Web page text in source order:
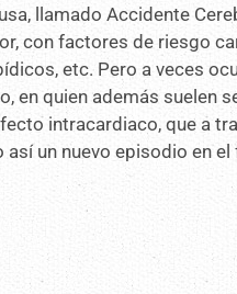
llamado Accidente
con factores de riesgo
etc. Pero a veces
en quien además suelen
intracardiaco, que a
un nuevo episodio en el